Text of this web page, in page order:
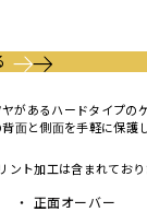
があるハードタイプのケ
面と側面を手軽に保護
ト加工は含まれており
・ 正面オーバー